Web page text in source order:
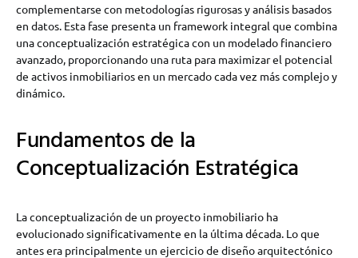
complementarse con metodologías rigurosas y análisis basados
en datos. Esta fase presenta un framework integral que combina
una conceptualización estratégica con un modelado financiero
avanzado, proporcionando una ruta para maximizar el potencial
de activos inmobiliarios en un mercado cada vez más complejo y
dinámico.
Fundamentos de la
Conceptualización Estratégica
La conceptualización de un proyecto inmobiliario ha
evolucionado significativamente en la última década. Lo que
antes era principalmente un ejercicio de diseño arquitectónico